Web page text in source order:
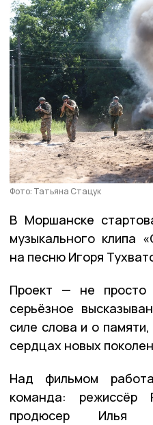
Фото: Татьяна Стацук
В Моршанске
музыкального клипа
на песню Игоря
Проект — не просто
серьёзное
силе слова и о
сердцах новых
Над фильмом
команда: режиссёр
продюсер Илья